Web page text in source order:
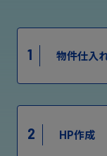
1 物件仕入
2 HP作成